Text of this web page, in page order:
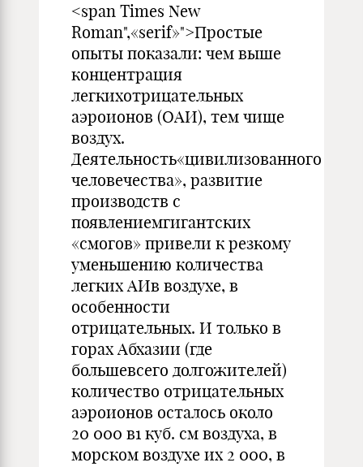
<span Times New
Roman",«serif»">Простые
опыты показали: чем выше
концентрация
легкихотрицательных
аэроионов (ОАИ), тем чище
воздух.
Деятельность«цивилизованного
человечества», развитие
производств с
появлениемгигантских
«смогов» привели к резкому
уменьшению количества
легких АИв воздухе, в
особенности
отрицательных. И только в
горах Абхазии (где
большевсего долгожителей)
количество отрицательных
аэроионов осталось около
20 000 в1 куб. см воздуха, в
морском воздухе их 2 000, в